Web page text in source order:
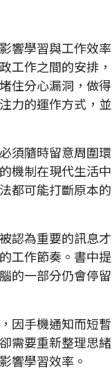
響學習與工作效率
工作之間的安排，
住分心漏洞，做得
力的運作方式，並
須隨時留意周圍環
機制在現代生活中
都可能打斷原本的
認為重要的訊息才
工作節奏。書中提
的一部分仍會停留
因手機通知而短暫
需要重新整理思緒
響學習效率。